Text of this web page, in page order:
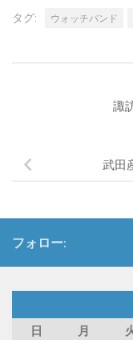
タグ: ウォッチバンド
諏
武田
フォロー:
日
月